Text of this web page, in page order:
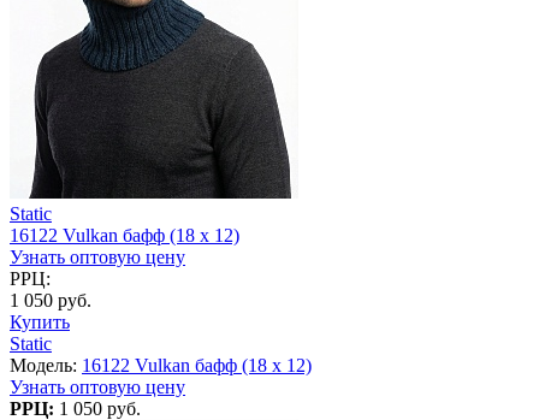
Static
16122 Vulkan бафф (18 x 12)
Узнать оптовую цену
РРЦ:
1 050 руб.
Купить
Static
Модель: 16122 Vulkan бафф (18 x 12)
Узнать оптовую цену
РРЦ: 1 050 руб.